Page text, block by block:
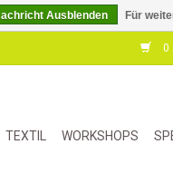
0
TEXTIL WORKSHOPS
Ausblenden Für